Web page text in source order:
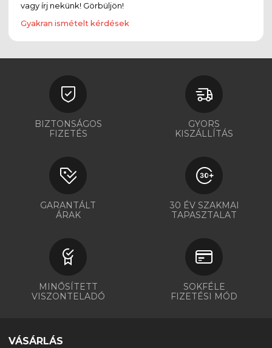
vagy írj nekünk! Görbüljön!
Gyakran ismételt kérdések
BIZTONSÁGOS
FIZETÉS
GYORS
KISZÁLLÍTÁS
GARANTÁLT
ÁRAK
30 ÉV SZAKMAI
TAPASZTALAT
MINŐSÍTETT
VISZONTELADÓ
SOKFÉLE
FIZETÉSI MÓD
VÁSÁRLÁS